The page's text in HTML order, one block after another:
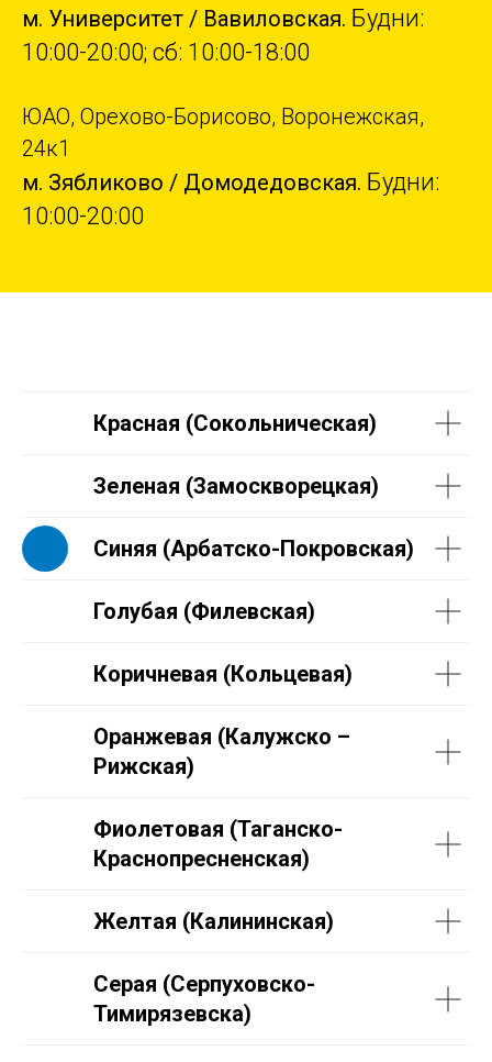
м. Университет / Вавиловская. Будни:
10:00-20:00; сб: 10:00-18:00
ЮАО, Орехово-Борисово, Воронежская,
24к1
м. Зябликово / Домодедовская. Будни:
10:00-20:00
Красная (Сокольническая)
Зеленая (Замоскворецкая)
Синяя (Арбатско-Покровская)
Голубая (Филевская)
Коричневая (Кольцевая)
Оранжевая (Калужско –
Рижская)
Фиолетовая (Таганско-
Краснопресненская)
Желтая (Калининская)
Серая (Серпуховско-
Тимирязевска)